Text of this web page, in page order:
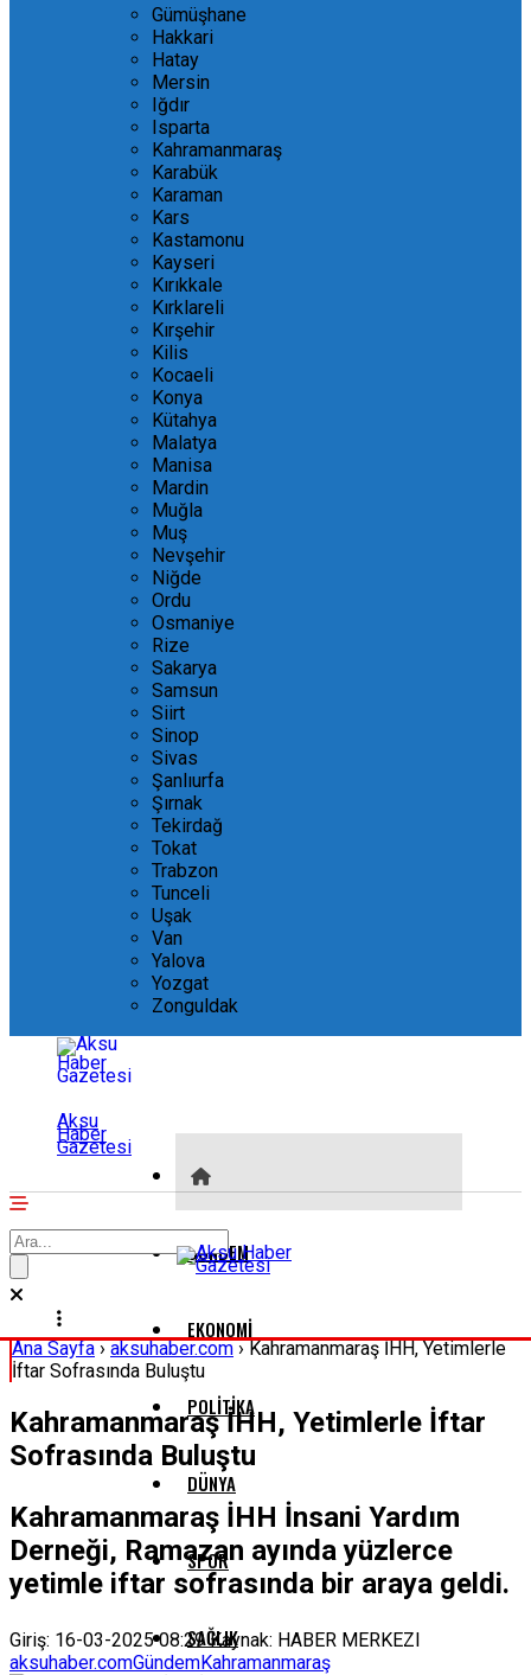
Gümüşhane
Hakkari
Hatay
Mersin
Iğdır
Isparta
Kahramanmaraş
Karabük
Karaman
Kars
Kastamonu
Kayseri
Kırıkkale
Kırklareli
Kırşehir
Kilis
Kocaeli
Konya
Kütahya
Malatya
Manisa
Mardin
Muğla
Muş
Nevşehir
Niğde
Ordu
Osmaniye
Rize
Sakarya
Samsun
Siirt
Sinop
Sivas
Şanlıurfa
Şırnak
Tekirdağ
Tokat
Trabzon
Tunceli
Uşak
Van
Yalova
Yozgat
Zonguldak
Aksu
Haber
Gazetesi
GÜNDEM
EKONOMI
POLITIKA
DÜNYA
SPOR
SAĞLIK
Ana Sayfa›aksuhaber.com›Kahramanmaraş İHH, Yetimlerle
İftar Sofrasında Buluştu
Kahramanmaraş İHH, Yetimlerle İftar
Sofrasında Buluştu
Kahramanmaraş İHH İnsani Yardım
Derneği, Ramazan ayında yüzlerce
yetimle iftar sofrasında bir araya geldi.
Giriş: 16-03-2025 08:29Kaynak: HABER MERKEZI
aksuhaber.comGündemKahramanmaraş